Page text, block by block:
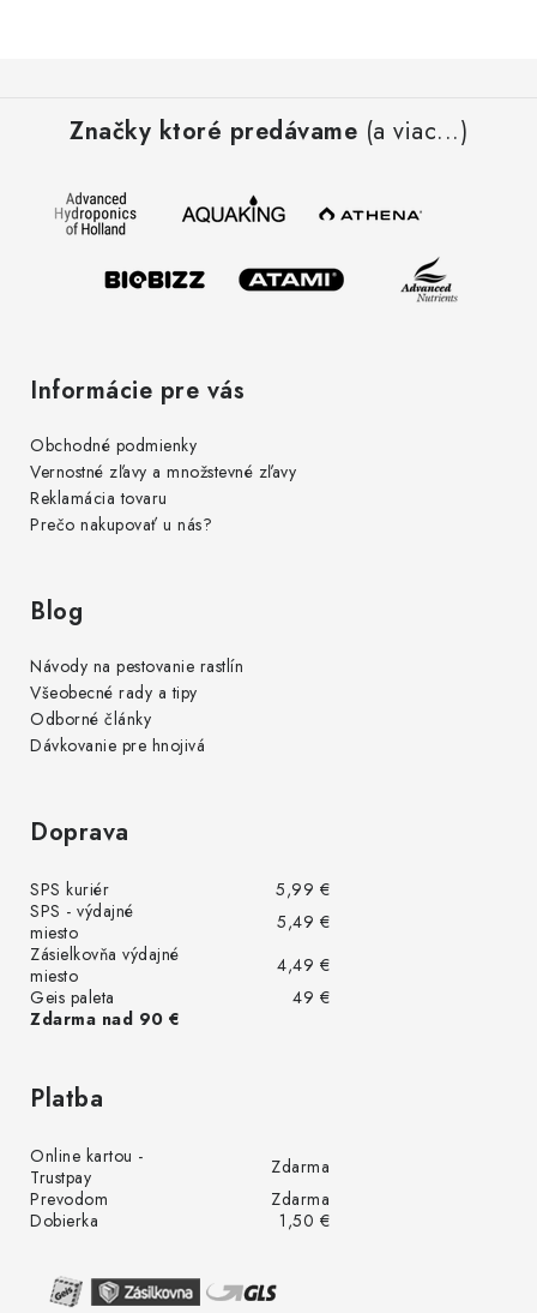
Značky ktoré predávame (a viac...)
Informácie pre vás
Obchodné podmienky
Vernostné zľavy a množstevné zľavy
Reklamácia tovaru
Prečo nakupovať u nás?
Blog
Návody na pestovanie rastlín
Všeobecné rady a tipy
Odborné články
Dávkovanie pre hnojivá
Doprava
SPS kuriér
5,99 €
SPS - výdajné
miesto
5,49 €
Zásielkovňa výdajné
miesto
4,49 €
Geis paleta
49 €
Zdarma nad 90 €
Platba
Online kartou -
Trustpay
Zdarma
Prevodom
Zdarma
Dobierka
1,50 €